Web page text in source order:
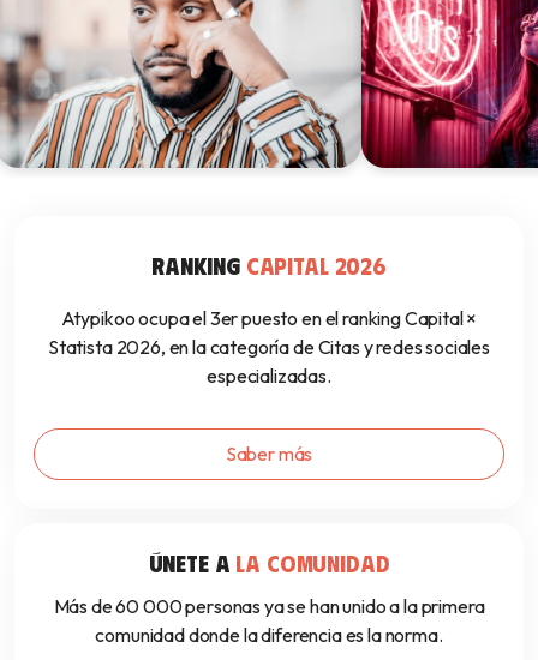
RANKING CAPITAL 2026
Atypikoo ocupa el 3er puesto en el ranking Capital ×
Statista 2026, en la categoría de Citas y redes sociales
especializadas.
Saber más
ÚNETE A LA COMUNIDAD
Más de 60 000 personas ya se han unido a la primera
comunidad donde la diferencia es la norma.